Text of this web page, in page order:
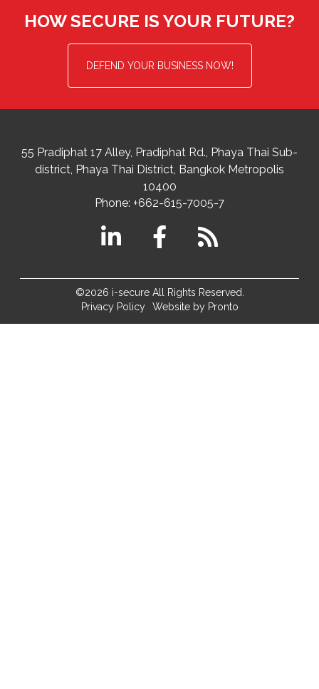
HOW SECURE IS YOUR FUTURE?
DEFEND YOUR BUSINESS NOW!
55 Pradiphat 17 Alley, Pradiphat Rd., Phaya Thai Sub-
district Phaya Thai District, Bangkok Metropolis
10400
Phone: +662-615-7005-7
©2026 i-secure All Rights Reserved.
Privacy Policy
Website by Pronto